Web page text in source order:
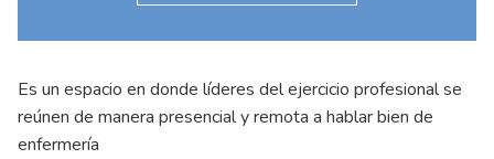
Es un espacio en donde líderes del ejercicio profesional se
reúnen de manera presencial y remota a hablar bien de
enfermería